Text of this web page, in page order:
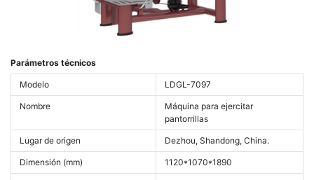
Parámetros técnicos
Modelo LDGL-7097
Nombre
Máquina para ejercitar
pantorrillas
Lugar de origen Dezhou, Shandong, China.
Dimensión (mm) 1120*1070*1890